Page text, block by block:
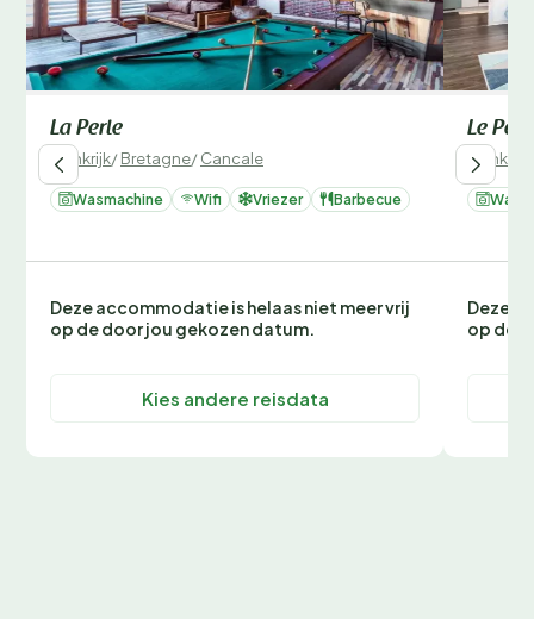
La Perle
Frankrijk/Bretagne/Cancale
Wasmachine Wifi Vriezer Barbecue
Deze accommodatie is helaas niet meer vrij
op de door jou gekozen datum.
Kies andere reisdata
Le
Frankrijk
Deze
op de